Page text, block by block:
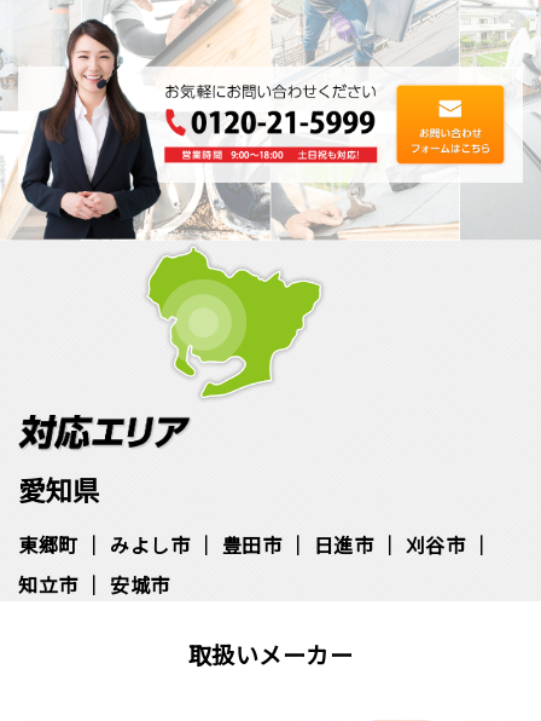
愛知県
東郷町 みよし市 豊田市 日進市
刈谷市
知立市
安城市
取扱いメーカー